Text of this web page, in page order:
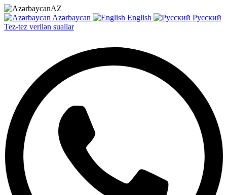
AZ
Azərbaycan
English
Русский
Tez-tez verilən suallar